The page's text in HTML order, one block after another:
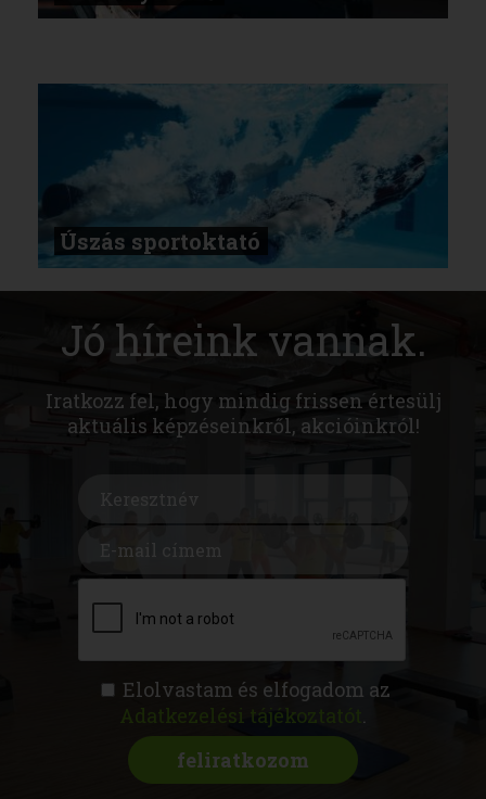
Úszás sportoktató
Jó híreink vannak.
Iratkozz fel, hogy mindig frissen értesülj
aktuális képzéseinkről, akcióinkról!
Elolvastam és elfogadom az
Adatkezelési tájékoztatót .
FITNESS AKADÉMIA
RÓLUNK MAGAZIN
CSATLAKOZZ